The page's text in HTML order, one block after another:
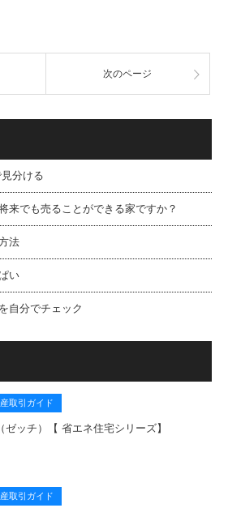
次のページ
分ける
来でも売ることができる家ですか？
法
い
自分でチェック
取引ガイド
ゼッチ）【 省エネ住宅シリーズ】
取引ガイド